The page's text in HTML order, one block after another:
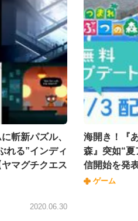
斬新パズル、
れる”インディ
マグチクエス
2020.06.30
海開き！『
森』突如“夏
信開始を発
ゲーム